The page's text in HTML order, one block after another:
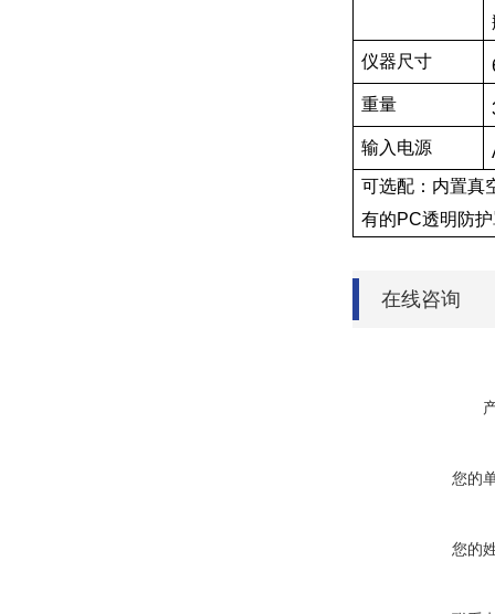
仪器尺寸
重量
输入电源
可选配：内置真
有的PC透明防
在线咨询
您的
您的